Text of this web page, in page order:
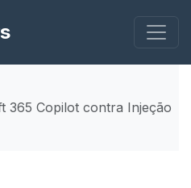
365 Copilot contra Injeção